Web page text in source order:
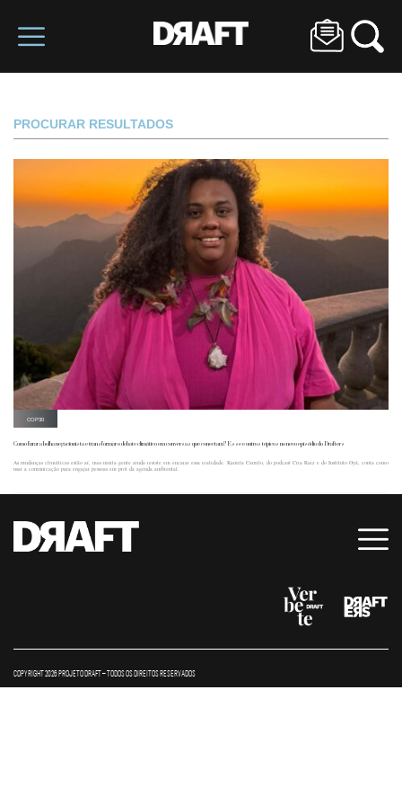
PROCURAR RESULTADOS
COP30
Como furar a bolha negacionista e transformar o debate climático em conversas que conectam? Esse e outros tópicos no novo episódio do Drafters
As mudanças climáticas estão aí, mas muita gente ainda resiste em encarar essa realidade. Kamila Camilo, do podcast Cria Raiz e do Instituto Oyá, conta como
usar a comunicação para engajar pessoas em prol da agenda ambiental.
COPYRIGHT 2026 PROJETO DRAFT – TODOS OS DIREITOS RESERVADOS